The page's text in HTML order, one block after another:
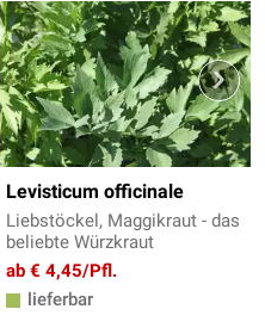
Levisticum officinale
Liebstöckel, Maggikraut - das
beliebte Würzkraut
ab € 4,45/Pfl.
lieferbar